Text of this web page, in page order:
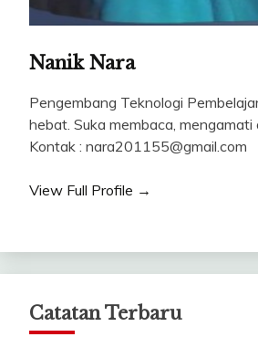
Nanik Nara
Pengembang Teknologi
hebat. Suka membaca, mengamati
Kontak : nara201155@gmail.com
View Full Profile →
Catatan Terbaru